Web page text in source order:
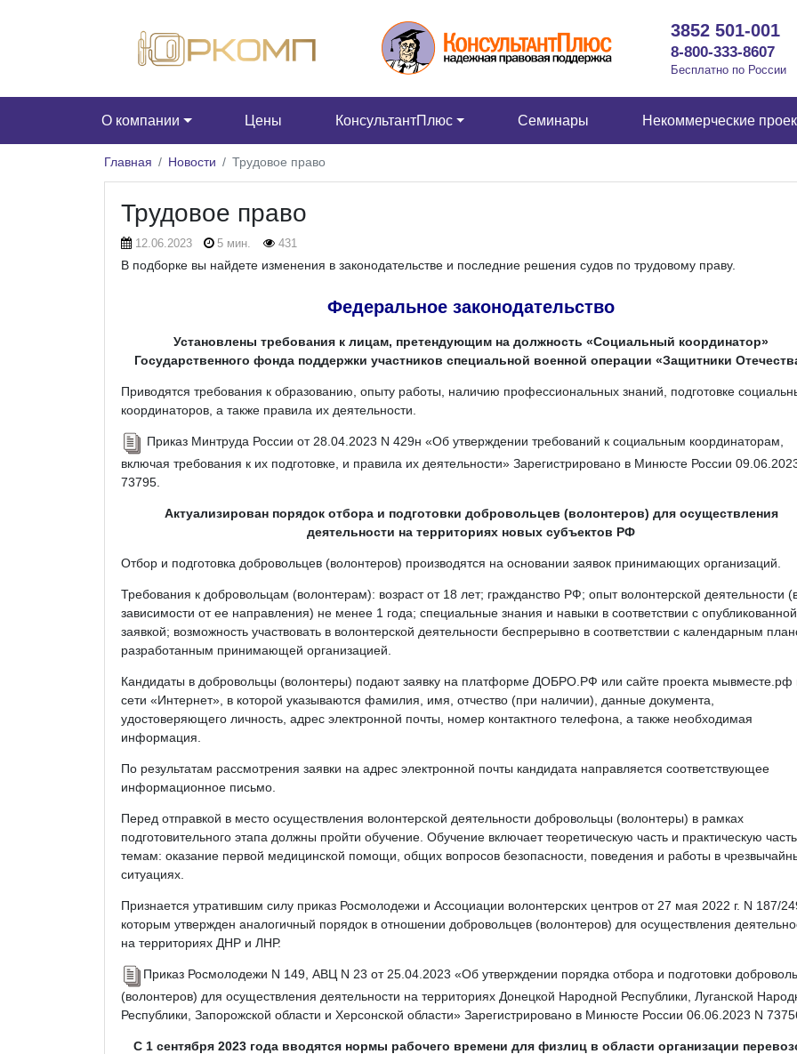
3852 501-001
8-800-333-8607
Бесплатно по России
О компании Цены КонсультантПлюс Семинары Некоммерческие
Главная Новости Трудовое право
Трудовое право
12.06.2023 5 мин. 431
В подборке вы найдете изменения в законодательстве и последние решения судов по трудовому праву.
Федеральное законодательство
Установлены требования к лицам, претендующим на должность «Социальный координатор»
Государственного фонда поддержки участников специальной военной операции «Защитники
Приводятся требования к образованию, опыту работы, наличию профессиональных знаний, подготовке
координаторов, а также правила их деятельности.
Приказ Минтруда России от 28.04.2023 N 429н «Об утверждении требований к социальным координаторам,
включая требования к их подготовке, и правила их деятельности» Зарегистрировано в Минюсте России
73795.
Актуализирован порядок отбора и подготовки добровольцев (волонтеров) для осуществления
деятельности на территориях новых субъектов РФ
Отбор и подготовка добровольцев (волонтеров) производятся на основании заявок принимающих организаций.
Требования к добровольцам (волонтерам): возраст от 18 лет; гражданство РФ; опыт волонтерской деятельности
зависимости от ее направления) не менее 1 года; специальные знания и навыки в соответствии с опубликованной
заявкой; возможность участвовать в волонтерской деятельности беспрерывно в соответствии с календарным
разработанным принимающей организацией.
Кандидаты в добровольцы (волонтеры) подают заявку на платформе ДОБРО.РФ или сайте проекта мывместе.рф
сети «Интернет», в которой указываются фамилия, имя, отчество (при наличии), данные документа,
удостоверяющего личность, адрес электронной почты, номер контактного телефона, а также необходимая
информация.
По результатам рассмотрения заявки на адрес электронной почты кандидата направляется соответствующее
информационное письмо.
Перед отправкой в место осуществления волонтерской деятельности добровольцы (волонтеры) в рамках
подготовительного этапа должны пройти обучение. Обучение включает теоретическую часть и практическую
темам: оказание первой медицинской помощи, общих вопросов безопасности, поведения и работы в
ситуациях.
Признается утратившим силу приказ Росмолодежи и Ассоциации волонтерских центров от 27 мая 2022 г. N 187/
которым утвержден аналогичный порядок в отношении добровольцев (волонтеров) для осуществления
на территориях ДНР и ЛНР.
Приказ Росмолодежи N 149, АВЦ N 23 от 25.04.2023 «Об утверждении порядка отбора и подготовки
(волонтеров) для осуществления деятельности на территориях Донецкой Народной Республики, Луганской
Республики, Запорожской области и Херсонской области» Зарегистрировано в Минюсте России 06.06.2023 N
С 1 сентября 2023 года вводятся нормы рабочего времени для физлиц в области организации